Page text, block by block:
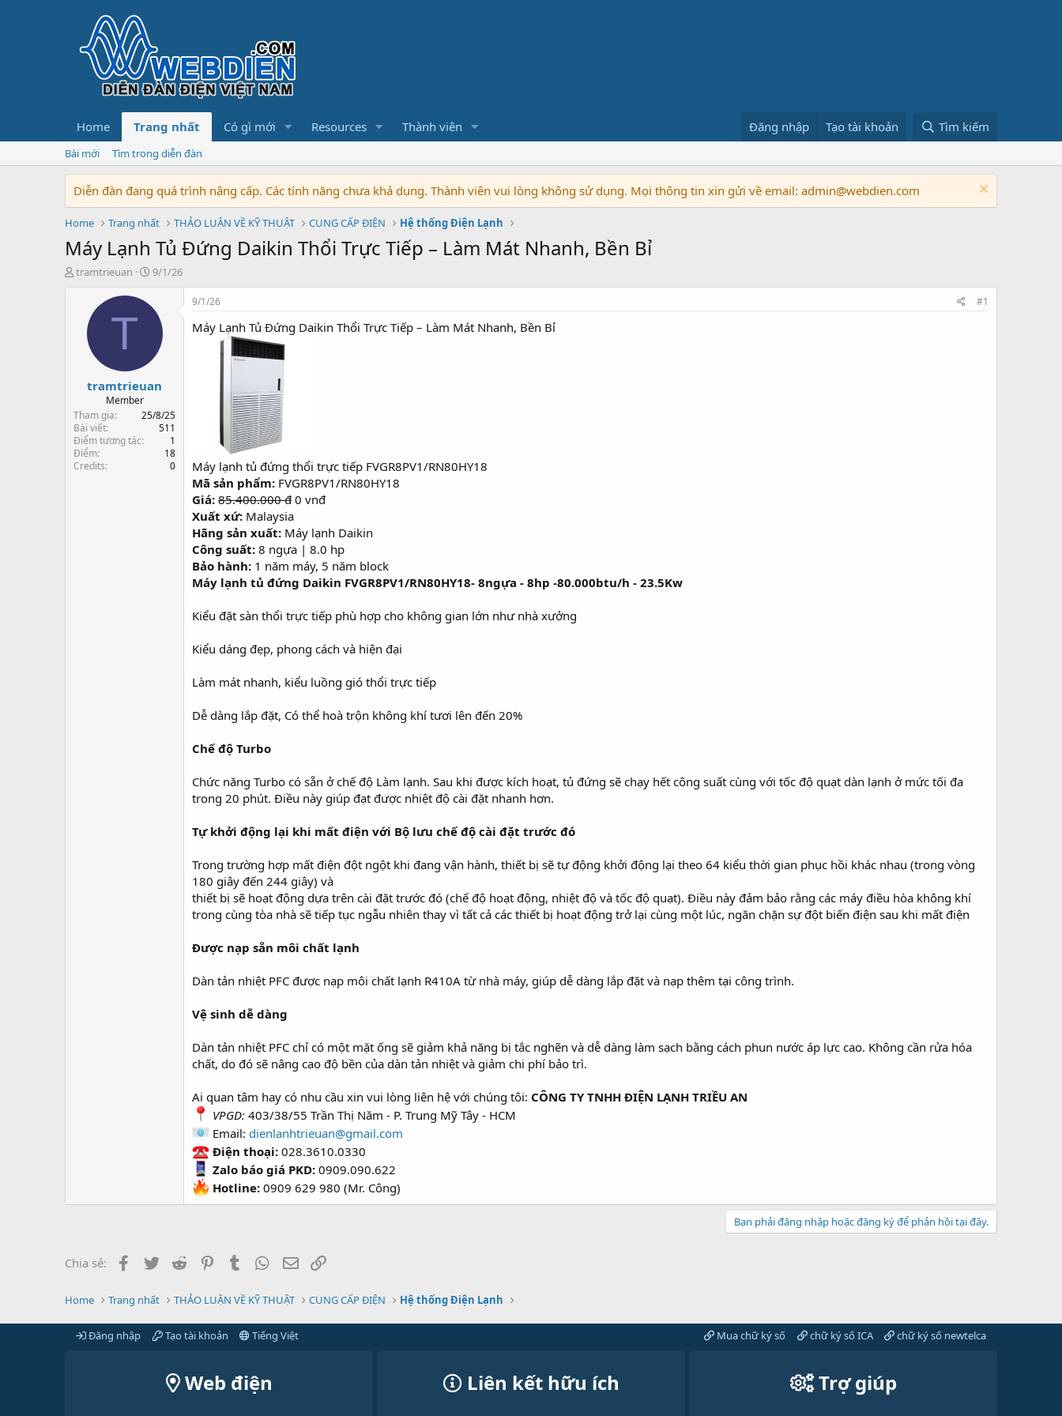
Home Trang nhất Có gì mới Resources Thành viên Đăng nhập Tạo tài khoản Tìm kiếm
Bài mới Tìm trong diễn đàn
Diễn đàn đang quá trình nâng cấp. Các tính năng chưa khả dụng. Thành viên vui lòng không sử dụng. Mọi thông tin xin gửi về email: admin@webdien.com
Home Trang nhất THẢO LUẬN VỀ KỸ THUẬT CUNG CẤP ĐIỆN Hệ thống Điện Lạnh
Máy Lạnh Tủ Đứng Daikin Thổi Trực Tiếp – Làm Mát Nhanh, Bền Bỉ
T
t
e
r
tramtrieuan
N
y
t
ầ
9/1/26
T
tramtrieuan
Member
Tham gia
25/8/25
Bài viết
511
Điểm tương tác
1
Điểm
18
Credits
0
9/1/26 #1
Máy Lạnh Tủ Đứng Daikin Thổi Trực Tiếp – Làm Mát Nhanh, Bền Bỉ
Máy lạnh tủ đứng thổi trực tiếp FVGR8PV1/RN80HY18
Mã sản phẩm: FVGR8PV1/RN80HY18
Giá: 85.400.000 đ 0 vnđ
Xuất xứ: Malaysia
Hãng sản xuất: Máy lạnh Daikin
Công suất: 8 ngựa | 8.0 hp
Bảo hành: 1 năm máy, 5 năm block
Máy lạnh tủ đứng Daikin FVGR8PV1/RN80HY18- 8ngựa - 8hp -80.000btu/h - 23.5Kw
Kiểu đặt sàn thổi trực tiếp phù hợp cho không gian lớn như nhà xưởng
Kiểu dáng đẹp, phong cách và hiện đại
Làm mát nhanh, kiểu luồng gió thổi trực tiếp
Dễ dàng lắp đặt, Có thể hoà trộn không khí tươi lên đến 20%
Chế độ Turbo
Chức năng Turbo có sẵn ở chế độ Làm lạnh. Sau khi được kích hoạt, tủ đứng sẽ chạy hết công suất cùng với tốc độ quạt dàn lạnh ở mức tối đa
trong 20 phút. Điều này giúp đạt được nhiệt độ cài đặt nhanh hơn.
Tự khởi động lại khi mất điện với Bộ lưu chế độ cài đặt trước đó
Trong trường hợp mất điện đột ngột khi đang vận hành, thiết bị sẽ tự động khởi động lại theo 64 kiểu thời gian phục hồi khác nhau (trong vòng
180 giây đến 244 giây) và
thiết bị sẽ hoạt động dựa trên cài đặt trước đó (chế độ hoạt động, nhiệt độ và tốc độ quạt). Điều này đảm bảo rằng các máy điều hòa không khí
trong cùng tòa nhà sẽ tiếp tục ngẫu nhiên thay vì tất cả các thiết bị hoạt động trở lại cùng một lúc, ngăn chặn sự đột biến điện sau khi mất điện
Được nạp sẵn môi chất lạnh
Dàn tản nhiệt PFC được nạp môi chất lạnh R410A từ nhà máy, giúp dễ dàng lắp đặt và nạp thêm tại công trình.
Vệ sinh dễ dàng
Dàn tản nhiệt PFC chỉ có một mặt ống sẽ giảm khả năng bị tắc nghẽn và dễ dàng làm sạch bằng cách phun nước áp lực cao. Không cần rửa hóa
chất, do đó sẽ nâng cao độ bền của dàn tản nhiệt và giảm chi phí bảo trì.
Ai quan tâm hay có nhu cầu xin vui lòng liên hệ với chúng tôi: CÔNG TY TNHH ĐIỆN LẠNH TRIỀU AN
VPGD: 403/38/55 Trần Thị Năm - P. Trung Mỹ Tây - HCM
Email: dienlanhtrieuan@gmail.com
Điện thoại: 028.3610.0330
Zalo báo giá PKD: 0909.090.622
Hotline: 0909 629 980 (Mr. Công)
Bạn phải đăng nhập hoặc đăng ký để phản hồi tại đây.
Chia sẻ: Facebook
Twitter Reddit PinterestTumblrWhatsApp
Email
Home Trang nhất THẢO LUẬN VỀ KỸ THUẬT CUNG CẤP ĐIỆN Hệ thống Điện Lạnh
Đăng nhập Tạo tài khoản Tiếng Việt Mua chữ ký số chữ ký số ICA chữ ký số newtelca
Web điện Liên kết hữu ích Trợ giúp